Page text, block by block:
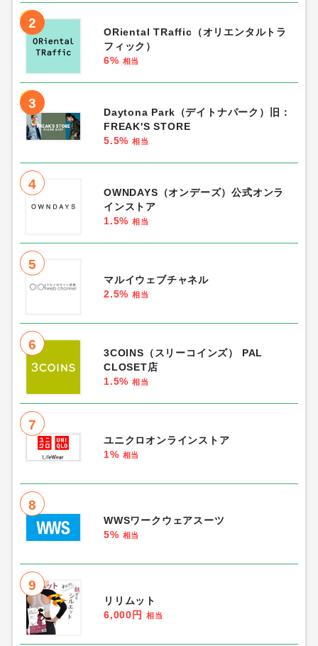
2
ORiental TRaffic（オリエンタルトラ
フィック）
6% 相当
3
Daytona Park（デイトナパーク）旧：
FREAK'S STORE
5.5% 相当
4
OWNDAYS（オンデーズ）公式オンラ
インストア
1.5% 相当
5
マルイウェブチャネル
2.5% 相当
6
3COINS（スリーコインズ） PAL
CLOSET店
1.5% 相当
7
ユニクロオンラインストア
1% 相当
8
WWSワークウェアスーツ
5% 相当
9
リリムット
6,000円
相当